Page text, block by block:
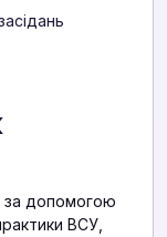
за допомогою
ВСУ,